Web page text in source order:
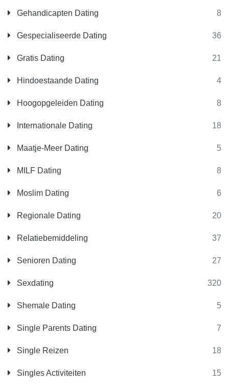
Gehandicapten Dating 8
Gespecialiseerde Dating 36
Gratis Dating 21
Hindoestaande Dating 4
Hoogopgeleiden Dating 8
Internationale Dating 18
Maatje-Meer Dating 5
MILF Dating 8
Moslim Dating 6
Regionale Dating 20
Relatiebemiddeling 37
Senioren Dating 27
Sexdating 320
Shemale Dating 5
Single Parents Dating 7
Single Reizen 18
Singles Activiteiten 15